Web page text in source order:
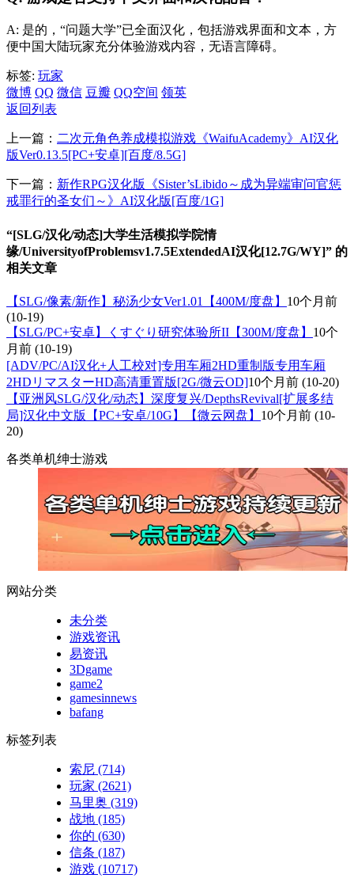
A: 是的，“问题大学”已全面汉化，包括游戏界面和文本，方
便中国大陆玩家充分体验游戏内容，无语言障碍。
标签: 玩家
微博 QQ 微信 豆瓣 QQ空间 领英
返回列表
上一篇： 二次元角色养成模拟游戏《WaifuAcademy》AI汉化
版Ver0.13.5[PC+安卓][百度/8.5G]
下一篇： 新作RPG汉化版《Sister’sLibido～成为异端审问官惩
戒罪行的圣女们～》AI汉化版[百度/1G]
“[SLG/汉化/动态]大学生活模拟学院情
缘/UniversityofProblemsv1.7.5ExtendedAI汉化[12.7G/WY]” 的
相关文章
【SLG/像素/新作】秘汤少女Ver1.01【400M/度盘】 10个月前
(10-19)
【SLG/PC+安卓】くすぐり研究体验所II【300M/度盘】 10个
月前 (10-19)
[ADV/PC/AI汉化+人工校对]专用车厢2HD重制版专用车厢
2HDリマスターHD高清重置版[2G/微云OD]10个月前 (10-20)
【亚洲风SLG/汉化/动态】深度复兴/DepthsRevival[扩展多结
局]汉化中文版【PC+安卓/10G】【微云网盘】 10个月前 (10-
20)
各类单机绅士游戏
网站分类
未分类
游戏资讯
易资讯
3Dgame
game2
gamesinnews
bafang
标签列表
索尼 (714)
玩家 (2621)
马里奥 (319)
战地 (185)
你的 (630)
信条 (187)
游戏 (10717)